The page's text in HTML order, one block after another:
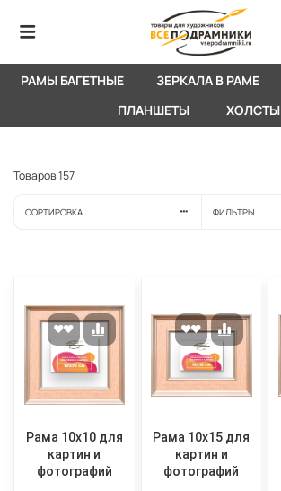
РАМЫ БАГЕТНЫЕ ЗЕРКАЛА В РАМЕ
ПЛАНШЕТЫ
ХОЛСТЫ
Товаров157
СОРТИРОВКА ФИЛЬТРЫ
Рама 10x10 для
картин и
фотографий
Рама 10x15 для
картин и
фотографий